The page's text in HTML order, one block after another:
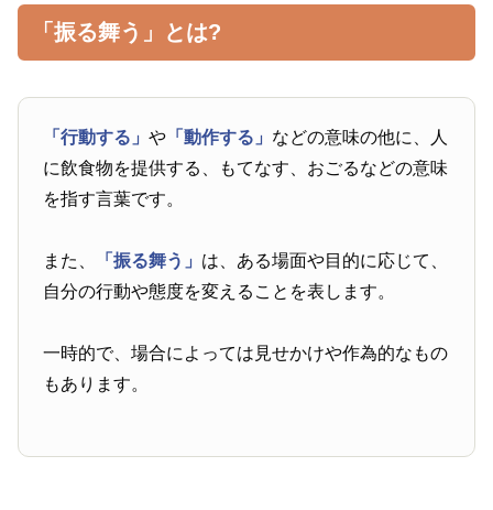
「振る舞う」とは?
「行動する」や 「動作する」 などの意味の他に、人
に飲食物を提供する、もてなす、おごるなどの意味
を指す言葉です。
また、 「振る舞う」 は、ある場面や目的に応じて、
自分の行動や態度を変えることを表します。
一時的で、場合によっては見せかけや作為的なもの
もあります。